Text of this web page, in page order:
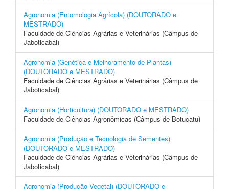
Agronomia (Entomologia Agrícola) (DOUTORADO e
MESTRADO)
Faculdade de Ciências Agrárias e Veterinárias (Câmpus de
Jaboticabal)
Agronomia (Genética e Melhoramento de Plantas)
(DOUTORADO e MESTRADO)
Faculdade de Ciências Agrárias e Veterinárias (Câmpus de
Jaboticabal)
Agronomia (Horticultura) (DOUTORADO e MESTRADO)
Faculdade de Ciências Agronômicas (Câmpus de Botucatu)
Agronomia (Produção e Tecnologia de Sementes)
(DOUTORADO e MESTRADO)
Faculdade de Ciências Agrárias e Veterinárias (Câmpus de
Jaboticabal)
Agronomia (Produção Vegetal) (DOUTORADO e